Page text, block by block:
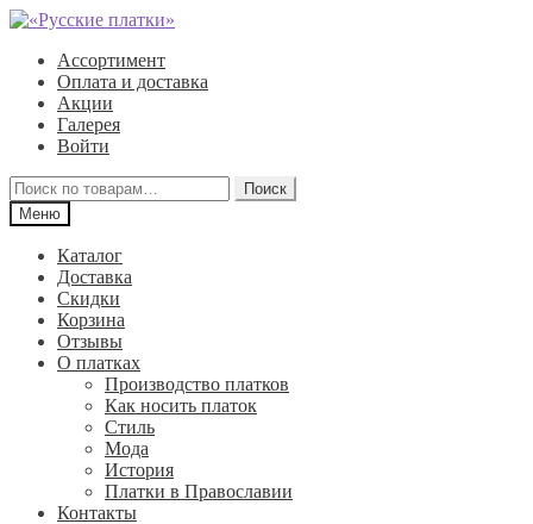
Перейти
навигации
Перейти
содержимому
Ассортимент
Оплата и доставка
Акции
Галерея
Войти
Искать:
Поиск
Меню
Каталог
Доставка
Скидки
Корзина
Отзывы
О платках
Производство платков
Как носить платок
Стиль
Мода
История
Платки в Православии
Контакты